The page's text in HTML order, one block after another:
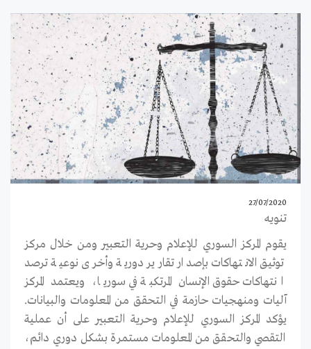
27/07/2020
تنويه
يقوم المركز السوري للإعلام وحرية التعبير ومن خلال مركز
توثيق الانتهاكات بإصدار تقارير دورية وأخرى نوعية ترصد
انتهاكات حقوق الإنسان المرتكبة في سوريا، ويعتمد المركز
آليات ومنهجيات حازمة في التحقق من المعلومات والبيانات.
يؤكد المركز السوري للإعلام وحرية التعبير على أن عملية
التقصي والتحقق من المعلومات مستمرة بشكل دوري دائم،